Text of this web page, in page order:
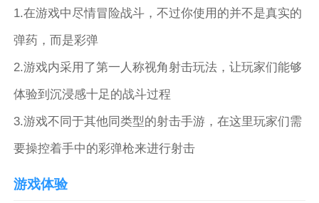
1.在游戏中尽情冒险战斗，不过你使用的并不是真实的
弹药，而是彩弹
2.游戏内采用了第一人称视角射击玩法，让玩家们能够
体验到沉浸感十足的战斗过程
3.游戏不同于其他同类型的射击手游，在这里玩家们需
要操控着手中的彩弹枪来进行射击
游戏体验